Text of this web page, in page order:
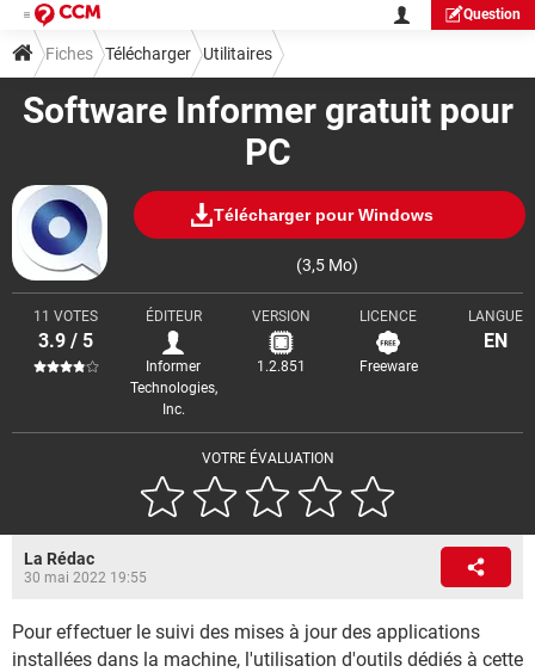
Question
Software Informer gratuit pour
PC
Télécharger pour Windows
(3,5 Mo)
VOTRE ÉVALUATION
11 VOTES
3.9 / 5
ÉDITEUR
Informer
Technologies,
Inc.
VERSION
1.2.851
LICENCE
Freeware
LANGUE
EN
Fiches Télécharger Utilitaires
La Rédac
30 mai 2022 19:55
Pour effectuer le suivi des mises à jour des applications
installées dans la machine, l'utilisation d'outils dédiés à cette